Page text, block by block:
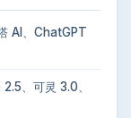
AI、ChatGPT
、可灵 3.0、